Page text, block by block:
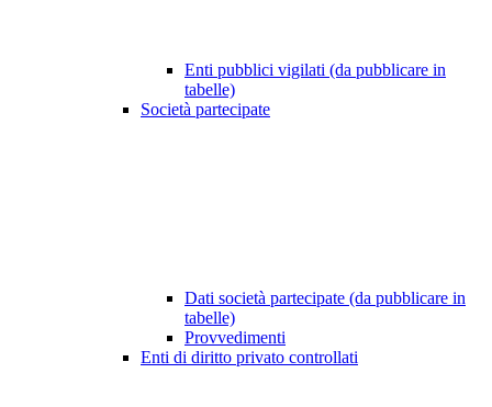
Enti pubblici vigilati (da pubblicare in
tabelle)
Società partecipate
Dati società partecipate (da pubblicare in
tabelle)
Provvedimenti
Enti di diritto privato controllati